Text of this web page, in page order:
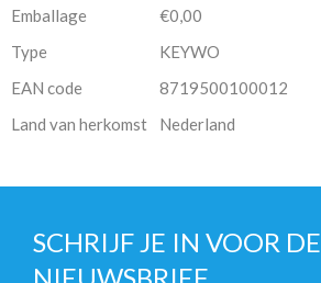
Emballage
€0,00
Type
KEYWO
EAN code
8719500100012
Land van herkomst
Nederland
SCHRIJF JE IN VOOR DE